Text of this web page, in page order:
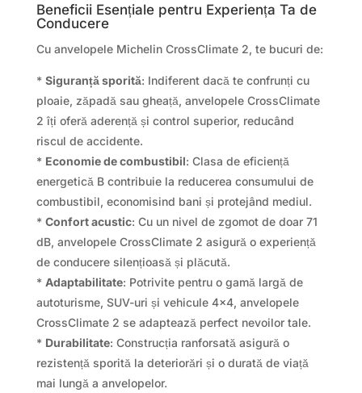
Beneficii Esențiale pentru Experiența Ta de
Conducere
Cu anvelopele Michelin CrossClimate 2, te bucuri de:
* Siguranță sporită: Indiferent dacă te confrunți cu
ploaie, zăpadă sau gheață, anvelopele CrossClimate
2 îți oferă aderență și control superior, reducând
riscul de accidente.
* Economie de combustibil: Clasa de eficiență
energetică B contribuie la reducerea consumului de
combustibil, economisind bani și protejând mediul.
* Confort acustic: Cu un nivel de zgomot de doar 71
dB, anvelopele CrossClimate 2 asigură o experiență
de conducere silențioasă și plăcută.
* Adaptabilitate: Potrivite pentru o gamă largă de
autoturisme, SUV-uri și vehicule 4×4, anvelopele
CrossClimate 2 se adaptează perfect nevoilor tale.
* Durabilitate: Construcția ranforsată asigură o
rezistență sporită la deteriorări și o durată de viață
mai lungă a anvelopelor.